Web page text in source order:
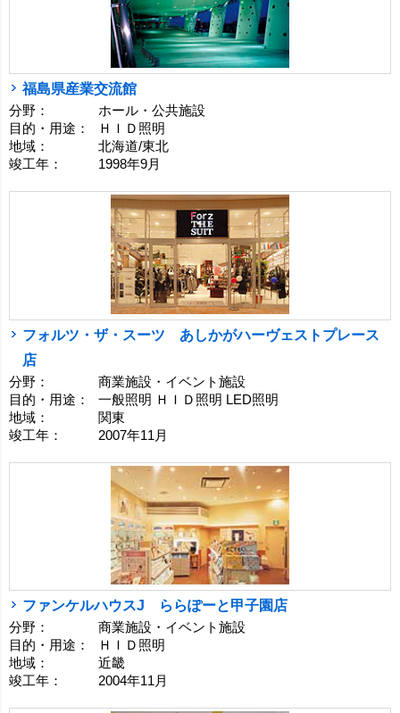
福島県産業交流館
分野：
ホール・公共施設
目的・用途：
ＨＩＤ照明
地域：
北海道/東北
竣工年：
1998年9月
フォルツ・ザ・スーツ あしかがハーヴェストプレース
店
分野：
商業施設・イベント施設
目的・用途：
一般照明 ＨＩＤ照明 LED照明
地域：
関東
竣工年：
2007年11月
ファンケルハウスJ ららぽーと甲子園店
分野：
商業施設・イベント施設
目的・用途：
ＨＩＤ照明
地域：
近畿
竣工年：
2004年11月